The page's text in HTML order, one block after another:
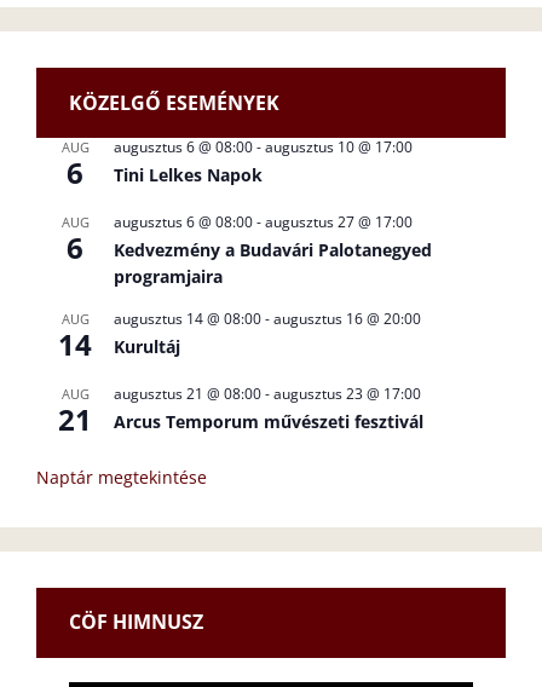
KÖZELGŐ ESEMÉNYEK
AUG
6
augusztus 6 @ 08:00-augusztus 10 @ 17:00
Tini Lelkes Napok
AUG
6
augusztus 6 @ 08:00-augusztus 27 @ 17:00
Kedvezmény a Budavári Palotanegyed
programjaira
AUG
14
augusztus 14 @ 08:00-augusztus 16 @ 20:00
Kurultáj
AUG
21
augusztus 21 @ 08:00-augusztus 23 @ 17:00
Arcus Temporum művészeti fesztivál
Naptár megtekintése
CÖF HIMNUSZ